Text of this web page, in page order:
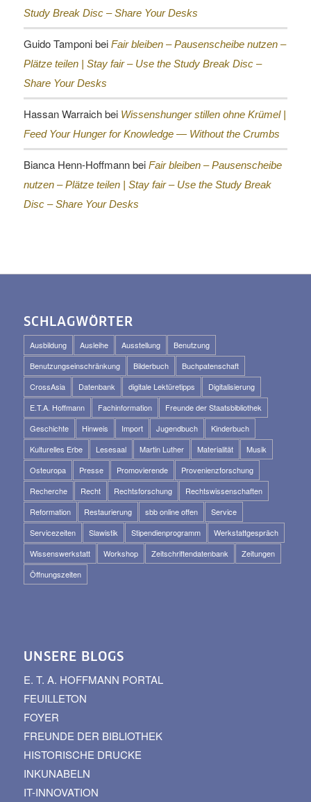
Study Break Disc – Share Your Desks
Guido Tamponibei Fair bleiben – Pausenscheibe nutzen –
Plätze teilen | Stay fair – Use the Study Break Disc –
Share Your Desks
Hassan Warraichbei Wissenshunger stillen ohne Krümel |
Feed Your Hunger for Knowledge — Without the Crumbs
Bianca Henn-Hoffmannbei Fair bleiben – Pausenscheibe
nutzen – Plätze teilen | Stay fair – Use the Study Break
Disc – Share Your Desks
SCHLAGWÖRTER
Ausbildung Ausleihe Ausstellung
Benutzung
Benutzungseinschränkung
Bilderbuch
Buchpatenschaft
CrossAsia
Datenbank digitale Lektüretipps
Digitalisierung
E.T.A. Hoffmann
Fachinformation
Freunde der Staatsbibliothek
Geschichte
Hinweis Import Jugendbuch
Kinderbuch
Kulturelles Erbe
Lesesaal Martin Luther Materialität
Musik
Osteuropa
Presse Promovierende
Provenienzforschung
Recherche
Recht Rechtsforschung
Rechtswissenschaften
Reformation
Restaurierung sbb online offen
Service
Servicezeiten
Slawistik Stipendienprogramm
Werkstattgespräch
Wissenswerkstatt
Workshop Zeitschriftendatenbank
Zeitungen
Öffnungszeiten
UNSERE BLOGS
E. T. A. HOFFMANN PORTAL
FEUILLETON
FOYER
FREUNDE DER BIBLIOTHEK
HISTORISCHE DRUCKE
INKUNABELN
IT-INNOVATION